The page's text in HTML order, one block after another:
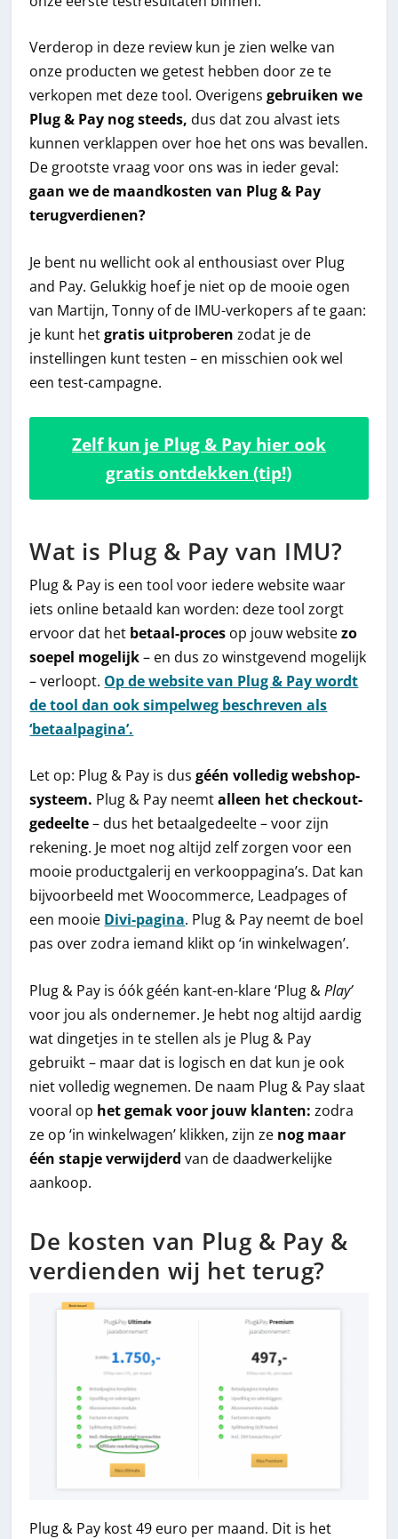
Verderop in deze review kun je zien welke van
onze producten we getest hebben door ze te
verkopen met deze tool. Overigensgebruiken we
Plug & Pay nog steeds, dus dat zou alvast iets
kunnen verklappen over hoe het ons was bevallen.
De grootste vraag voor ons was in ieder geval:
gaan we de maandkosten van Plug & Pay
terugverdienen?
Je bent nu wellicht ook al enthousiast over Plug
and Pay. Gelukkig hoef je niet op de mooie ogen
van Martijn, Tonny of de IMU-verkopers af te gaan:
je kunt hetgratis uitproberenzodat je de
instellingen kunt testen – en misschien ook wel
een test-campagne.
Zelf kun je Plug & Pay hier ook
gratis ontdekken (tip!)
Wat is Plug & Pay van IMU?
Plug & Pay is een tool voor iedere website waar
iets online betaald kan worden: deze tool zorgt
ervoor dat het betaal-proces op jouw websitezo
soepel mogelijk– en dus zo winstgevend mogelijk
– verloopt. Op de website van Plug & Pay wordt
de tool dan ook simpelweg beschreven als
‘betaalpagina’.
Let op: Plug & Pay is dusgéén volledig webshop-
systeem. Plug & Pay neemtalleen het checkout-
gedeelte– dus het betaalgedeelte – voor zijn
rekening. Je moet nog altijd zelf zorgen voor een
mooie productgalerij en verkooppagina’s. Dat kan
bijvoorbeeld met Woocommerce, Leadpages of
een mooie Divi-pagina. Plug & Pay neemt de boel
pas over zodra iemand klikt op ‘in winkelwagen’.
Plug & Pay is óók géén kant-en-klare ‘Plug &Play’
voor jou als ondernemer. Je hebt nog altijd aardig
wat dingetjes in te stellen als je Plug & Pay
gebruikt – maar dat is logisch en dat kun je ook
niet volledig wegnemen. De naam Plug & Pay slaat
vooral op het gemak voor jouw klanten:zodra
ze op ‘in winkelwagen’ klikken, zijn ze nog maar
één stapje verwijderd van de daadwerkelijke
aankoop.
De kosten van Plug & Pay &
verdienden wij het terug?
Plug & Pay kost 49 euro per maand. Dit is het